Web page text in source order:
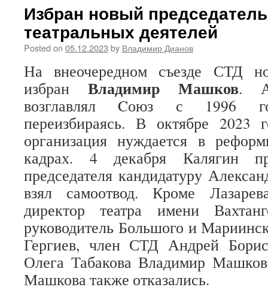
Избран новый
театральных деятелей
Posted on 05.12.2023 by Владимир Дианов
На внеочередном съезде СТД
избран Владимир Машков.
возглавлял Cоюз с 1996
переизбираясь. В октябре 2023
организация нуждается в
кадрах. 4 декабря Калягин
председателя кандидатуру
взял самоотвод. Кроме
директор театра имени
руководитель Большого и
Гергиев, член СТД Андрей
Олега Табакова Владимир
Машкова также отказались.